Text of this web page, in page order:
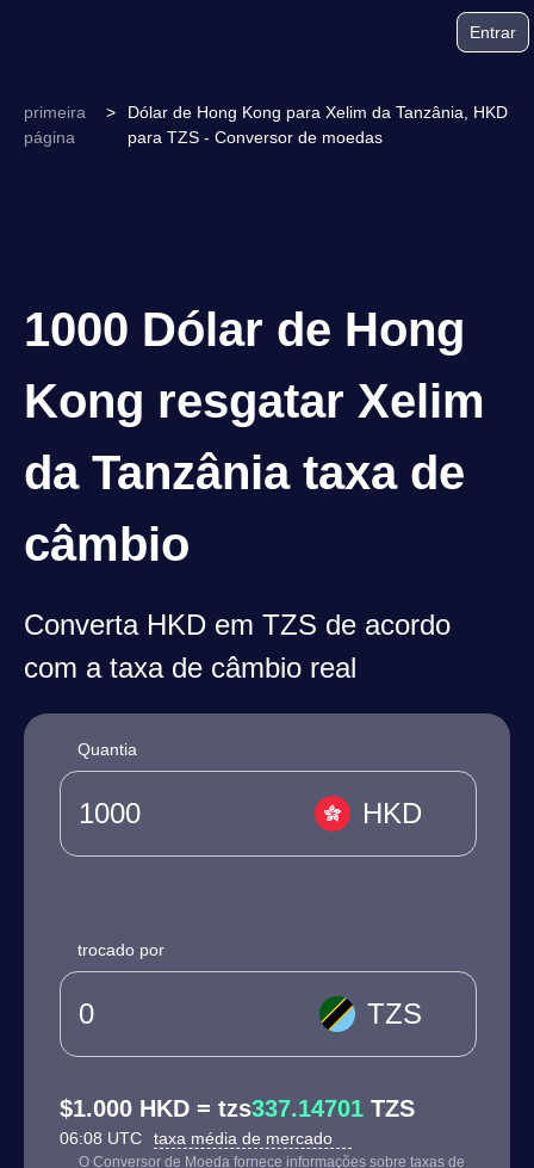
Entrar
primeira
página
>
Dólar de Hong Kong para Xelim da Tanzânia, HKD
para TZS - Conversor de moedas
1000 Dólar de Hong
Kong resgatar Xelim
da Tanzânia taxa de
câmbio
Converta HKD em TZS de acordo
com a taxa de câmbio real
Quantia
HKD
trocado por
TZS
$1.000 HKD = tzs337.14701 TZS
06:08 UTC taxa média de mercado
O Conversor de Moeda fornece informações sobre taxas de